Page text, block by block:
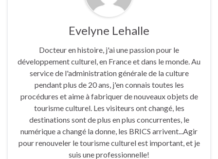
Evelyne Lehalle
Docteur en histoire, j'ai une passion pour le
développement culturel, en France et dans le monde. Au
service de l'administration générale de la culture
pendant plus de 20 ans, j'en connais toutes les
procédures et aime à fabriquer de nouveaux objets de
tourisme culturel. Les visiteurs ont changé, les
destinations sont de plus en plus concurrentes, le
numérique a changé la donne, les BRICS arrivent...Agir
pour renouveler le tourisme culturel est important, et je
suis une professionnelle!